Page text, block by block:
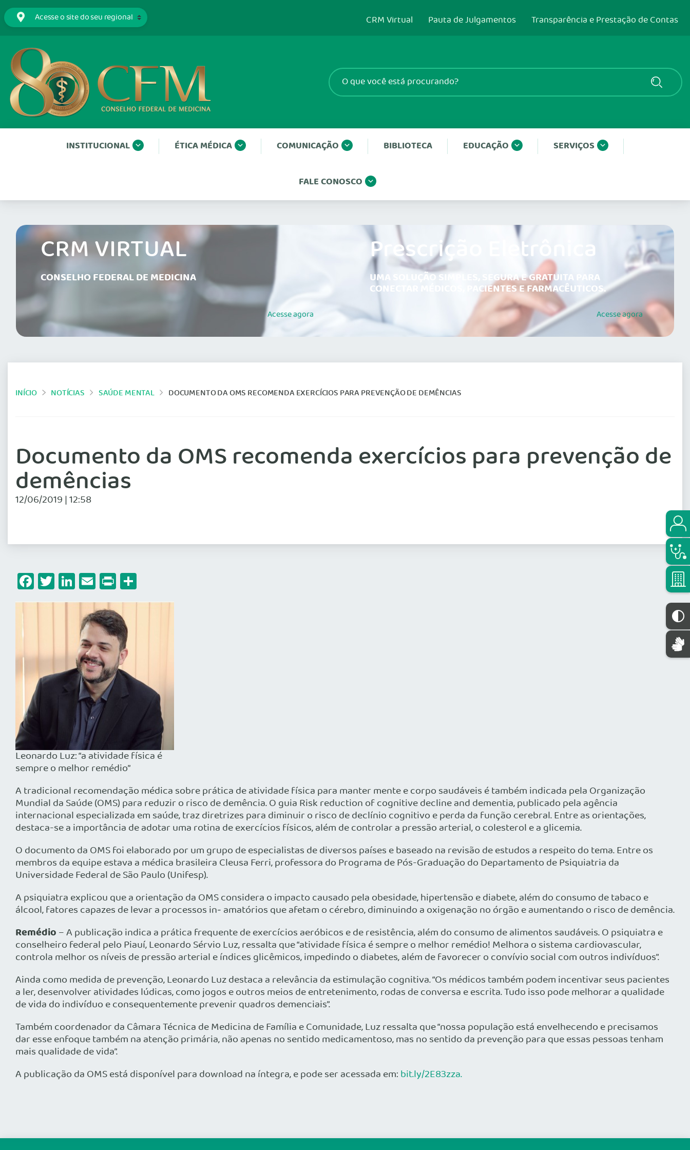
CRM Virtual Pauta de Julgamentos Transparência e Prestação de Contas
INSTITUCIONAL ÉTICA MÉDICA COMUNICAÇÃO BIBLIOTECA EDUCAÇÃO SERVIÇOS
FALE CONOSCO
CRM VIRTUAL
CONSELHO FEDERAL DE MEDICINA
Acesseagora
Prescrição Eletrônica
UMA SOLUÇÃO SIMPLES, SEGURA E GRATUITA PARA
CONECTAR MÉDICOS, PACIENTES E FARMACÊUTICOS.
Acesseagora
INÍCIO NOTÍCIAS SAÚDE MENTAL DOCUMENTO DA OMS RECOMENDA EXERCÍCIOS PARA PREVENÇÃO DE DEMÊNCIAS
Documento da OMS recomenda exercícios para prevenção de
demências
12/06/2019 | 12:58
Facebook
Twitter
LinkedIn
Email
Print
Leonardo Luz: “a atividade física é
sempre o melhor remédio”
A tradicional recomendação médica sobre prática de atividade física para manter mente e corpo saudáveis é também indicada pela Organização
Mundial da Saúde (OMS) para reduzir o risco de demência. O guia Risk reduction of cognitive decline and dementia, publicado pela agência
internacional especializada em saúde, traz diretrizes para diminuir o risco de declínio cognitivo e perda da função cerebral. Entre as orientações,
destaca-se a importância de adotar uma rotina de exercícios físicos, além de controlar a pressão arterial, o colesterol e a glicemia.
O documento da OMS foi elaborado por um grupo de especialistas de diversos países e baseado na revisão de estudos a respeito do tema. Entre os
membros da equipe estava a médica brasileira Cleusa Ferri, professora do Programa de Pós-Graduação do Departamento de Psiquiatria da
Universidade Federal de São Paulo (Unifesp).
A psiquiatra explicou que a orientação da OMS considera o impacto causado pela obesidade, hipertensão e diabete, além do consumo de tabaco e
álcool, fatores capazes de levar a processos in‑ amatórios que afetam o cérebro, diminuindo a oxigenação no órgão e aumentando o risco de demência.
Remédio – A publicação indica a prática frequente de exercícios aeróbicos e de resistência, além do consumo de alimentos saudáveis. O psiquiatra e
conselheiro federal pelo Piauí, Leonardo Sérvio Luz, ressalta que “atividade física é sempre o melhor remédio! Melhora o sistema cardiovascular,
controla melhor os níveis de pressão arterial e índices glicêmicos, impedindo o diabetes, além de favorecer o convívio social com outros indivíduos”.
Ainda como medida de prevenção, Leonardo Luz destaca a relevância da estimulação cognitiva. “Os médicos também podem incentivar seus pacientes
a ler, desenvolver atividades lúdicas, como jogos e outros meios de entretenimento, rodas de conversa e escrita. Tudo isso pode melhorar a qualidade
de vida do indivíduo e consequentemente prevenir quadros demenciais”.
Também coordenador da Câmara Técnica de Medicina de Família e Comunidade, Luz ressalta que “nossa população está envelhecendo e precisamos
dar esse enfoque também na atenção primária, não apenas no sentido medicamentoso, mas no sentido da prevenção para que essas pessoas tenham
mais qualidade de vida”.
A publicação da OMS está disponível para download na íntegra, e pode ser acessada em: bit.ly/2E83zza.